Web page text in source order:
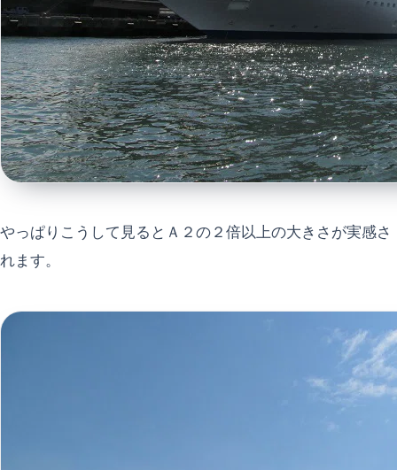
やっぱりこうして見るとＡ２の２倍以上の大きさが実感さ
れます。